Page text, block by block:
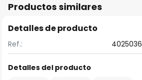
Productos similares
Detalles de producto
Ref.: 4025036
Detalles del producto